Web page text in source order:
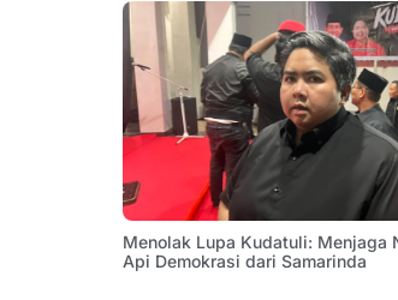
Menolak Lupa Kudatuli: Menjaga
Api Demokrasi dari Samarinda